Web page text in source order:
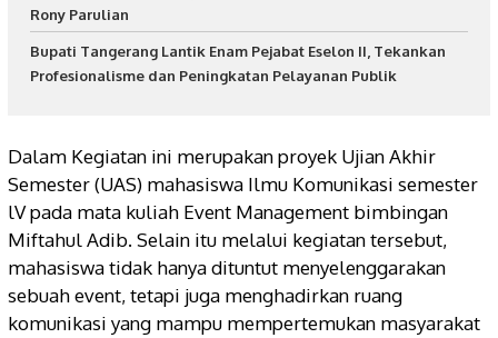
Rony Parulian
Bupati Tangerang Lantik Enam Pejabat Eselon II, Tekankan
Profesionalisme dan Peningkatan Pelayanan Publik
Dalam Kegiatan ini merupakan proyek Ujian Akhir
Semester (UAS) mahasiswa Ilmu Komunikasi semester
lV pada mata kuliah Event Management bimbingan
Miftahul Adib. Selain itu melalui kegiatan tersebut,
mahasiswa tidak hanya dituntut menyelenggarakan
sebuah event, tetapi juga menghadirkan ruang
komunikasi yang mampu mempertemukan masyarakat